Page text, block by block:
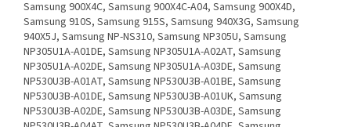
Samsung 900X4C, Samsung 900X4C-A04, Samsung 900X4D,
Samsung 910S, Samsung 915S, Samsung 940X3G, Samsung
940X5J, Samsung NP-NS310, Samsung NP305U, Samsung
NP305U1A-A01DE, Samsung NP305U1A-A02AT, Samsung
NP305U1A-A02DE, Samsung NP305U1A-A03DE, Samsung
NP530U3B-A01AT, Samsung NP530U3B-A01BE, Samsung
NP530U3B-A01DE, Samsung NP530U3B-A01UK, Samsung
NP530U3B-A02DE, Samsung NP530U3B-A03DE, Samsung